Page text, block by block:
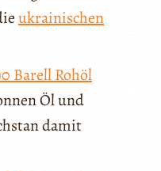
ukrainischen
Barell Rohöl
Öl und
damit